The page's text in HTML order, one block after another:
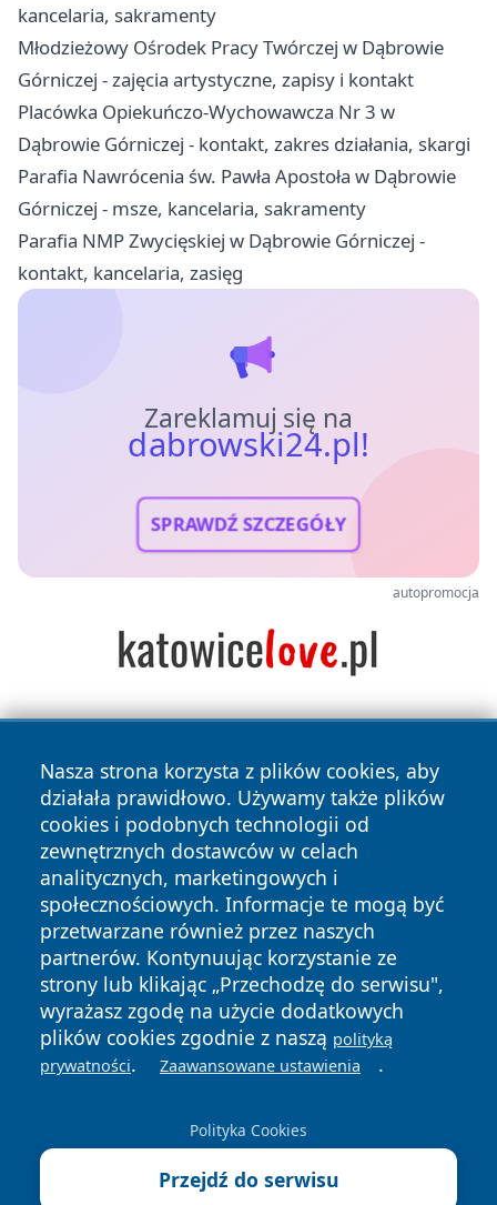
kancelaria, sakramenty
Młodzieżowy Ośrodek Pracy Twórczej w Dąbrowie
Górniczej - zajęcia artystyczne, zapisy i kontakt
Placówka Opiekuńczo-Wychowawcza Nr 3 w
Dąbrowie Górniczej - kontakt, zakres działania, skargi
Parafia Nawrócenia św. Pawła Apostoła w Dąbrowie
Górniczej - msze, kancelaria, sakramenty
Parafia NMP Zwycięskiej w Dąbrowie Górniczej -
kontakt, kancelaria, zasięg
Zareklamuj się na
dabrowski24.pl!
SPRAWDŹ SZCZEGÓŁY
autopromocja
Nasza strona korzysta z plików cookies, aby
działała prawidłowo. Używamy także plików
cookies i podobnych technologii od
zewnętrznych dostawców w celach
analitycznych, marketingowych i
społecznościowych. Informacje te mogą być
przetwarzane również przez naszych
partnerów. Kontynuując korzystanie ze
strony lub klikając „Przechodzę do serwisu",
wyrażasz zgodę na użycie dodatkowych
plików cookies zgodnie z naszą polityką
prywatności. Zaawansowane ustawienia .
Polityka Cookies
Przejdź do serwisu
Copyright © 2026 dabrowski24.pl Wszystkie prawa
zastrzeżone.
News Autorzy
Polityka
Prywatności
Polityka
Cookies